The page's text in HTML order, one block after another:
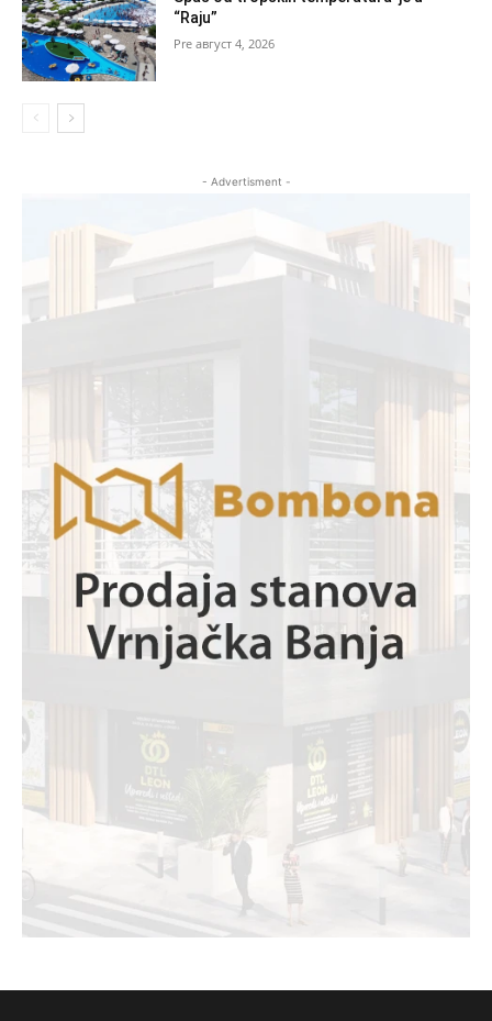
“Raju”
август 4, 2026
- Advertisment -